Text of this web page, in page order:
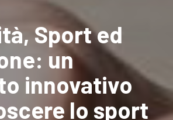
Sport ed
un
innovativo
lo sport